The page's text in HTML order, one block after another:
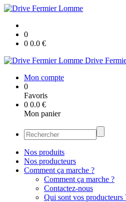
0
0 0.0 €
Drive
Mon compte
0
Favoris
0 0.0 €
Mon panier
Nos produits
Nos producteurs
Comment ça marche ?
Comment ça marche ?
Contactez-nous
Qui sont vos producteurs